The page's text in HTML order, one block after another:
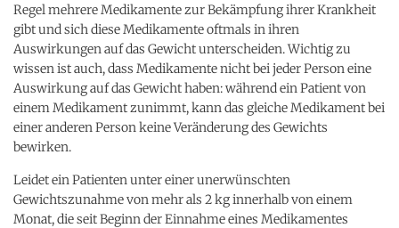
Regel mehrere Medikamente zur Bekämpfung ihrer Krankheit
gibt und sich diese Medikamente oftmals in ihren
Auswirkungen auf das Gewicht unterscheiden. Wichtig zu
wissen ist auch, dass Medikamente nicht bei jeder Person eine
Auswirkung auf das Gewicht haben: während ein Patient von
einem Medikament zunimmt, kann das gleiche Medikament bei
einer anderen Person keine Veränderung des Gewichts
bewirken.
Leidet ein Patienten unter einer unerwünschten
Gewichtszunahme von mehr als 2 kg innerhalb von einem
Monat, die seit Beginn der Einnahme eines Medikamentes